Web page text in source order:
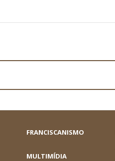
FRANCISCANISMO
MULTIMÍDIA